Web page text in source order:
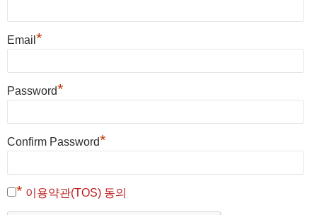
Email *
Password*
Confirm Password*
* 이용약관(TOS) 동의